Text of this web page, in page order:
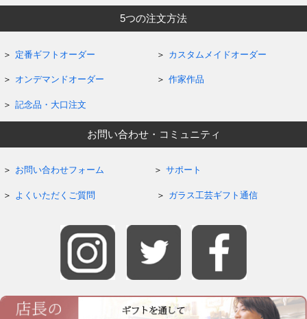
5つの注文方法
定番ギフトオーダー カスタムメイドオーダー
オンデマンドオーダー 作家作品
記念品・大口注文
お問い合わせ・コミュニティ
お問い合わせフォーム サポート
よくいただくご質問 ガラス工芸ギフト通信